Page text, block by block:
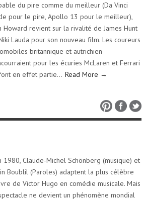
du pire comme du meilleur (Da Vinci
pour le pire, Apollo 13 pour le meilleur),
Howard revient sur la rivalité de James Hunt
Lauda pour son nouveau film. Les coureurs
britannique et autrichien
pour les écuries McLaren et Ferrari
en effet partie… Read More →
1980, Claude-Michel Schönberg (musique) et
Boublil (Paroles) adaptent la plus célèbre
de Victor Hugo en comédie musicale. Mais
ne devient un phénomène mondial